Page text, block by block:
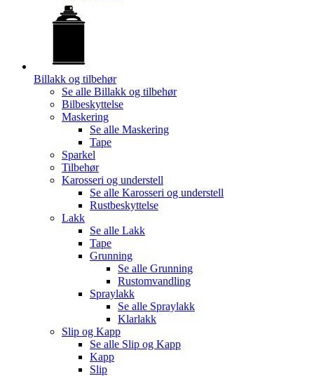
Billakk og tilbehør
Se alle Billakk og tilbehør
Bilbeskyttelse
Maskering
Se alle Maskering
Tape
Sparkel
Tilbehør
Karosseri og understell
Se alle Karosseri og understell
Rustbeskyttelse
Lakk
Se alle Lakk
Tape
Grunning
Se alle Grunning
Rustomvandling
Spraylakk
Se alle Spraylakk
Klarlakk
Slip og Kapp
Se alle Slip og Kapp
Kapp
Slip